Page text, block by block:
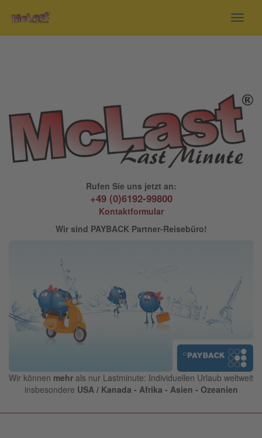
Rufen Sie uns jetzt an:
+49 (0)6192-99800
Kontaktformular
Wir sind PAYBACK Partner-Reisebüro!
Wir können mehr als nur Lastminute: Individuellen Urlaub weltweit
insbesondere USA / Kanada - Afrika - Asien - Ozeanien